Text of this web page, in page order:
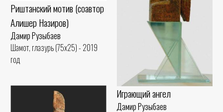
Риштанский мотив (соавтор
Алишер Назиров)
Дамир Рузыбаев
Шамот, глазурь (75x25) - 2019
год
Играющий ангел
Дамир Рузыбаев